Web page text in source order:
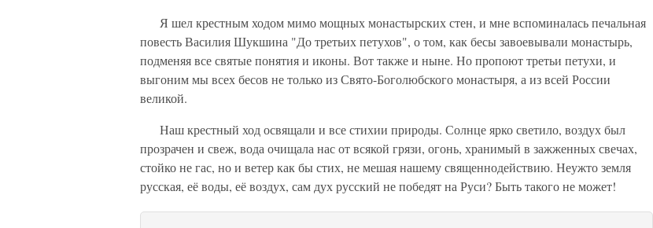
Я шел крестным ходом мимо мощных монастырских стен, и мне вспоминалась печальная
повесть Василия Шукшина "До третьих петухов", о том, как бесы завоевывали монастырь,
подменяя все святые понятия и иконы. Вот также и ныне. Но пропоют третьи петухи, и
выгоним мы всех бесов не только из Свято-Боголюбского монастыря, а из всей России
великой.
Наш крестный ход освящали и все стихии природы. Солнце ярко светило, воздух был
прозрачен и свеж, вода очищала нас от всякой грязи, огонь, хранимый в зажженных свечах,
стойко не гас, но и ветер как бы стих, не мешая нашему священнодействию. Неужто земля
русская, её воды, её воздух, сам дух русский не победят на Руси? Быть такого не может!